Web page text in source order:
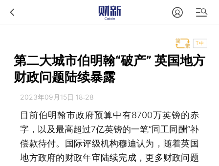
T中
第二大城市伯明翰“破产” 英国地方
财政问题陆续暴露
2023年09月15日 18:28
目前伯明翰市政府预算中有8700万英镑的赤
字，以及最高超过7亿英镑的一笔“同工同酬”补
偿款待付。国际评级机构穆迪认为，随着英国
地方政府的财政年审陆续完成，更多财政问题